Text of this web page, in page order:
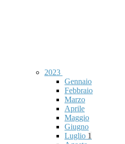
2023
Gennaio
Febbraio
Marzo
Aprile
Maggio
Giugno
Luglio 1